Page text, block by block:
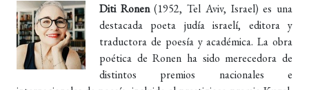
Diti Ronen(1952, Tel Aviv, Israel) es una
destacada poeta judía israelí, editora y
traductora de poesía y académica. La obra
poética de Ronen ha sido merecedora de
distintos premios nacionales e